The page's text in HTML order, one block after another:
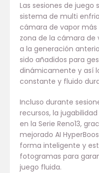
Las sesiones de
sistema de multi
cámara de vapor más
zona de la cámara
a la generación
sido añadidos para
dinámicamente y así
constante y fluido
Incluso durante
recursos, la
en la Serie Reno13,
mejorado AI
forma inteligente y
fotogramas para
juego fluida.